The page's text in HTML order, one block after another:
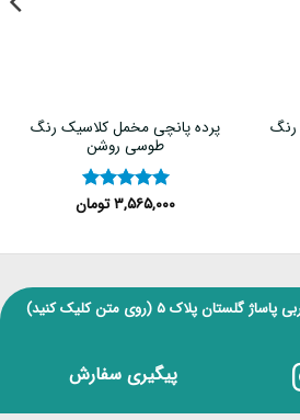
رنگ
پرده پانچی مخمل کلاسیک رنگ
طوسی روشن
نمره۵از۳,۵۶۵,۰۰۰تومان
پاساژ گلستان پلاک ۵ (روی متن کلیک کنید)
پیگیری سفارش